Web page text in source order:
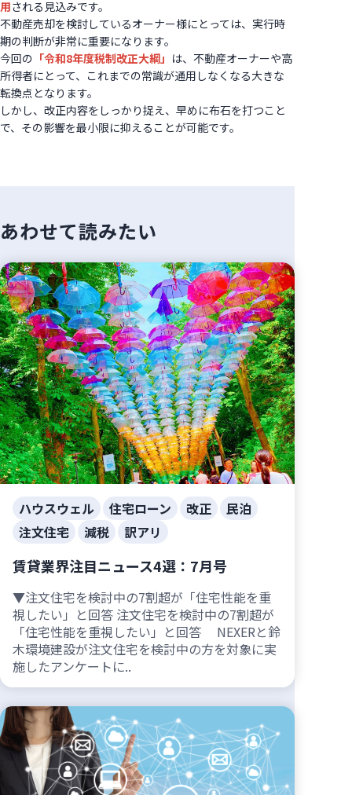
用される見込みです。
不動産売却を検討しているオーナー様にとっては、実行時
期の判断が非常に重要になります。
今回の 「令和8年度税制改正大綱」 は、不動産オーナーや高
所得者にとって、これまでの常識が通用しなくなる大きな
転換点となります。
しかし、改正内容をしっかり捉え、早めに布石を打つこと
で、その影響を最小限に抑えることが可能です。
あわせて読みたい
ハウスウェル 住宅ローン 改正
民泊
注文住宅
減税 訳アリ
賃貸業界注目ニュース4選：7月号
▼注文住宅を検討中の7割超が「住宅性能を重
視したい」と回答 注文住宅を検討中の7割超が
「住宅性能を重視したい」と回答 NEXERと鈴
木環境建設が注文住宅を検討中の方を対象に実
施したアンケートに..